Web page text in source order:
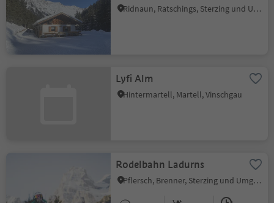
Ridnaun, Ratschings, Sterzing und Umgebung
Lyfi Alm
Hintermartell, Martell, Vinschgau
Rodelbahn Ladurns
Pflersch, Brenner, Sterzing und Umgebung